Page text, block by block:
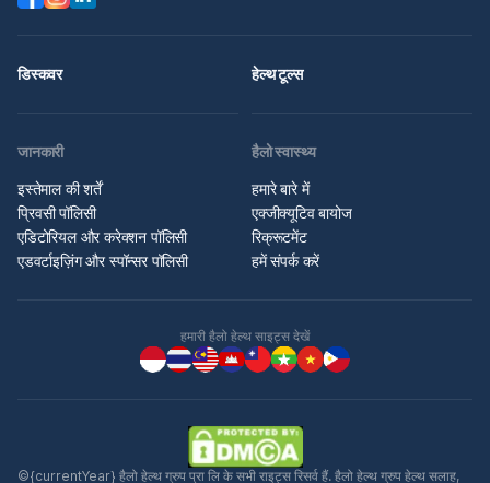
डिस्कवर हेल्थ टूल्स
जानकारी
इस्तेमाल की शर्तें
प्रिवसी पॉलिसी
एडिटोरियल और करेक्शन पॉलिसी
एडवर्टाइज़िंग और स्पॉन्सर पॉलिसी
हैलो स्वास्थ्य
हमारे बारे में
एक्जीक्यूटिव बायोज
रिक्रूटमेंट
हमें संपर्क करें
हमारी हैलो हेल्थ साइट्स देखें
©{currentYear} हैलो हेल्थ ग्रुप प्रा लि के सभी राइट्स रिसर्व हैं. हैलो हेल्थ ग्रुप हेल्थ सलाह,